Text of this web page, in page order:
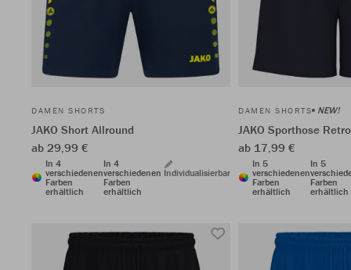
DAMEN SHORTS
JAKO Short Allround
ab 29,99 €
In 4
verschiedenen
Farben
erhältlich
In 4
verschiedenen
Farben
erhältlich
Individualisierbar
DAMEN SHORTS NEW!
JAKO Sporthose Retro
ab 17,99 €
In 5
verschiedenen
Farben
erhältlich
In 5
Farben
erhältlich